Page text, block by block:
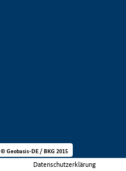
Datenschutzerklärung
© Geobasis-DE / BKG 2015